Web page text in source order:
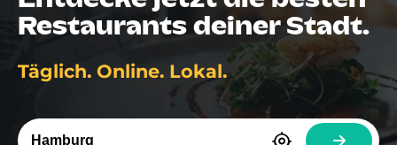
Restaurants deiner Stadt.
Täglich. Online. Lokal.
